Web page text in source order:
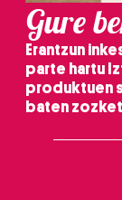
Gure
Erantzun
parte hartu
produktuen
baten